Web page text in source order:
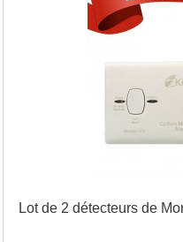
Lot de 2 détecteurs de